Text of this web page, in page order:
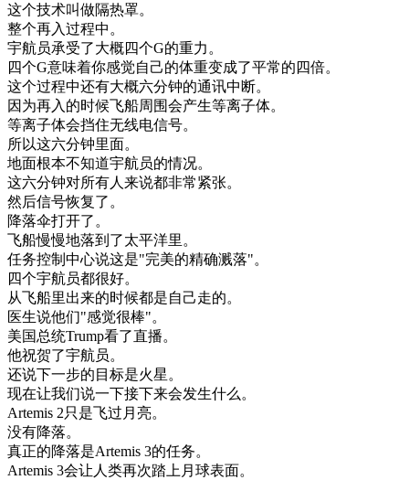
这个技术叫做隔热罩。
整个再入过程中。
宇航员承受了大概四个G的重力。
四个G意味着你感觉自己的体重变成了平常的 四倍。
这个过程中还有大概六分钟的通讯中断。
因为再入的时候飞船周围会产生等离子体。
等离子体会挡住无线电信号。
所以这六分钟里面。
地面根本不知道宇航员的情况。
这六分钟对所有人来说都非常紧张。
然后信号恢复了。
降落伞打开了。
飞船慢慢地落到 了太平洋里。
任务控制 中心说这是"完美的精确溅落"。
四个宇航员都很好。
从飞船里出来的时候都是自己走的。
医生说他们"感觉很棒"。
美国总统Trump看了直播。
他祝贺了宇航员。
还说下一步的 目标是火星。
现在让我们说一下接下来会发生什么。
Artemis 2只是飞过月亮。
没有降落。
真正的降落是Artemis 3的任务。
Artemis 3会让人类再次踏上月球表面。